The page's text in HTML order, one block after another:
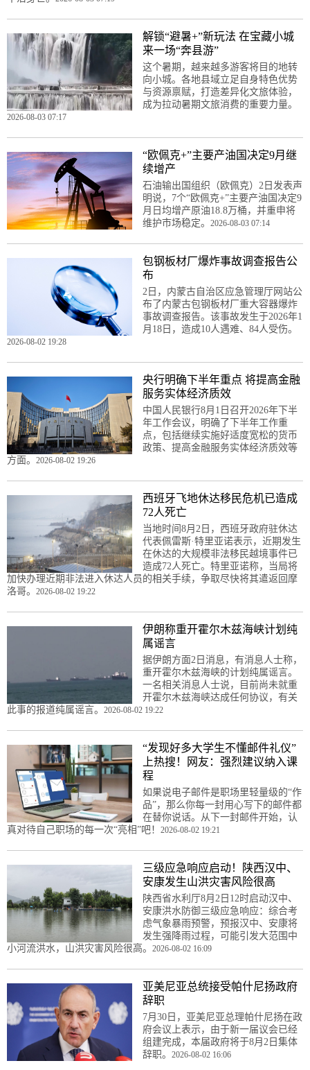
解锁“避暑+”新玩法 在宝藏小城
来一场“奔县游”
这个暑期，越来越多游客将目的地转
向小城。各地县域立足自身特色优势
与资源禀赋，打造差异化文旅体验，
成为拉动暑期文旅消费的重要力量。
2026-08-03 07:17
“欧佩克+”主要产油国决定9月继
续增产
石油输出国组织（欧佩克）2日发表声
明说，7个“欧佩克+”主要产油国决定9
月日均增产原油18.8万桶，并重申将
维护市场稳定。 2026-08-03 07:14
包钢板材厂爆炸事故调查报告公
布
2日，内蒙古自治区应急管理厅网站公
布了内蒙古包钢板材厂重大容器爆炸
事故调查报告。该事故发生于2026年1
月18日，造成10人遇难、84人受伤。
2026-08-02 19:28
央行明确下半年重点 将提高金融
服务实体经济质效
中国人民银行8月1日召开2026年下半
年工作会议，明确了下半年工作重
点，包括继续实施好适度宽松的货币
政策、提高金融服务实体经济质效等
方面。 2026-08-02 19:26
西班牙飞地休达移民危机已造成
72人死亡
当地时间8月2日，西班牙政府驻休达
代表佩雷斯·特里亚诺表示，近期发生
在休达的大规模非法移民越境事件已
造成72人死亡。特里亚诺称，当局将
加快办理近期非法进入休达人员的相关手续，争取尽快将其遣返回摩
洛哥。 2026-08-02 19:22
伊朗称重开霍尔木兹海峡计划纯
属谣言
据伊朗方面2日消息，有消息人士称，
重开霍尔木兹海峡的计划纯属谣言。
一名相关消息人士说，目前尚未就重
开霍尔木兹海峡达成任何协议，有关
此事的报道纯属谣言。 2026-08-02 19:22
“发现好多大学生不懂邮件礼仪”
上热搜！网友：强烈建议纳入课
程
如果说电子邮件是职场里轻量级的“作
品”，那么你每一封用心写下的邮件都
在替你说话。从下一封邮件开始，认
真对待自己职场的每一次“亮相”吧！ 2026-08-02 19:21
三级应急响应启动！陕西汉中、
安康发生山洪灾害风险很高
陕西省水利厅8月2日12时启动汉中、
安康洪水防御三级应急响应：综合考
虑气象暴雨预警，预报汉中、安康将
发生强降雨过程，可能引发大范围中
小河流洪水，山洪灾害风险很高。 2026-08-02 16:09
亚美尼亚总统接受帕什尼扬政府
辞职
7月30日，亚美尼亚总理帕什尼扬在政
府会议上表示，由于新一届议会已经
组建完成，本届政府将于8月2日集体
辞职。 2026-08-02 16:06